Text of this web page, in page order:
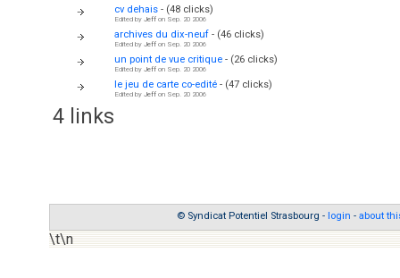
cv dehais - (48 clicks)
Edited by Jeff on Sep. 20 2006
archives du dix-neuf - (46 clicks)
Edited by Jeff on Sep. 20 2006
un point de vue critique - (26 clicks)
Edited by Jeff on Sep. 20 2006
le jeu de carte co-edité - (47 clicks)
Edited by Jeff on Sep. 20 2006
4 links
© Syndicat Potentiel Strasbourg - login - about
\t\n